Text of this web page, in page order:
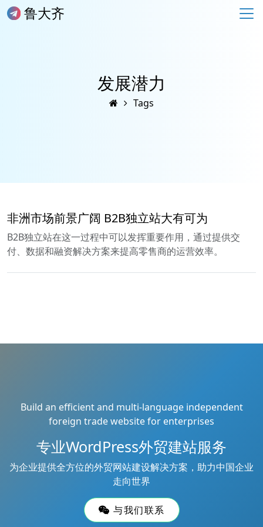
鲁大齐
发展潜力
Tags
非洲市场前景广阔 B2B独立站大有可为
B2B独立站在这一过程中可以发挥重要作用，通过提供交
付、数据和融资解决方案来提高零售商的运营效率。
Build an efficient and multi-language independent
foreign trade website for enterprises
专业WordPress外贸建站服务
为企业提供全方位的外贸网站建设解决方案，助力中国企业
走向世界
与我们联系